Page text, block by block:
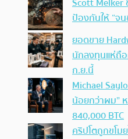
ป้องกันให้ “จ
ยอดขาย
นักลงทุนแห่ถือ
ก.ย.นี้
Michael
น้อยกว่าผม”
840,000 BTC
คริปโตถูกขโม